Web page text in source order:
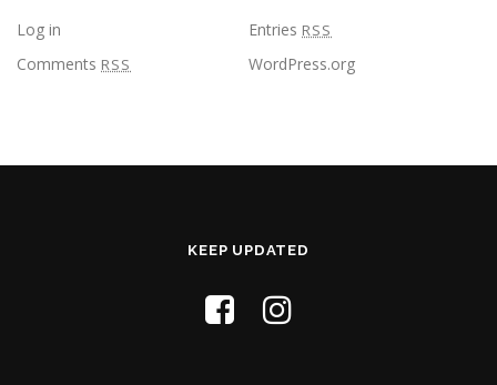
Log in Entries RSS
Comments RSS WordPress.org
KEEP UPDATED